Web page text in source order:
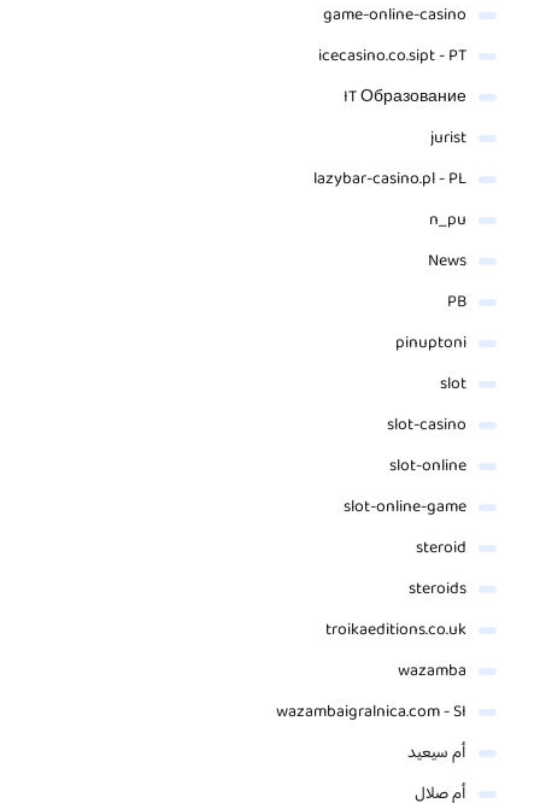
game-online-casino
icecasino.co.sipt - PT
IT Образование
jurist
lazybar-casino.pl - PL
n_pu
News
PB
pinuptoni
slot
slot-casino
slot-online
slot-online-game
steroid
steroids
troikaeditions.co.uk
wazamba
wazambaigralnica.com - SI
أم سيعيد
أم صلال